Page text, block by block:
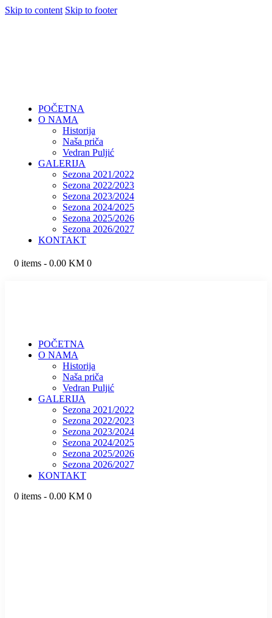
Skip to content Skip to footer
POČETNA
O NAMA
Historija
Naša priča
Vedran Puljić
GALERIJA
Sezona 2021/2022
Sezona 2022/2023
Sezona 2023/2024
Sezona 2024/2025
Sezona 2025/2026
Sezona 2026/2027
KONTAKT
0 items - 0.00 KM 0
POČETNA
O NAMA
Historija
Naša priča
Vedran Puljić
GALERIJA
Sezona 2021/2022
Sezona 2022/2023
Sezona 2023/2024
Sezona 2024/2025
Sezona 2025/2026
Sezona 2026/2027
KONTAKT
0 items - 0.00 KM 0